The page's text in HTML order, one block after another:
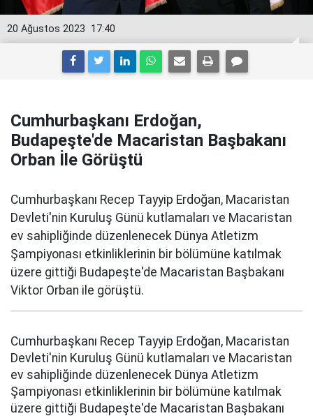
17:40
20 Ağustos 2023
Cumhurbaşkanı Erdoğan,
Budapeşte'de Macaristan Başbakanı
Orban İle Görüştü
Cumhurbaşkanı Recep Tayyip Erdoğan, Macaristan
Devleti'nin Kuruluş Günü kutlamaları ve Macaristan
ev sahipliğinde düzenlenecek Dünya Atletizm
Şampiyonası etkinliklerinin bir bölümüne katılmak
üzere gittiği Budapeşte'de Macaristan Başbakanı
Viktor Orban ile görüştü.
Cumhurbaşkanı Recep Tayyip Erdoğan, Macaristan
Devleti'nin Kuruluş Günü kutlamaları ve Macaristan
ev sahipliğinde düzenlenecek Dünya Atletizm
Şampiyonası etkinliklerinin bir bölümüne katılmak
üzere gittiği Budapeşte'de Macaristan Başbakanı